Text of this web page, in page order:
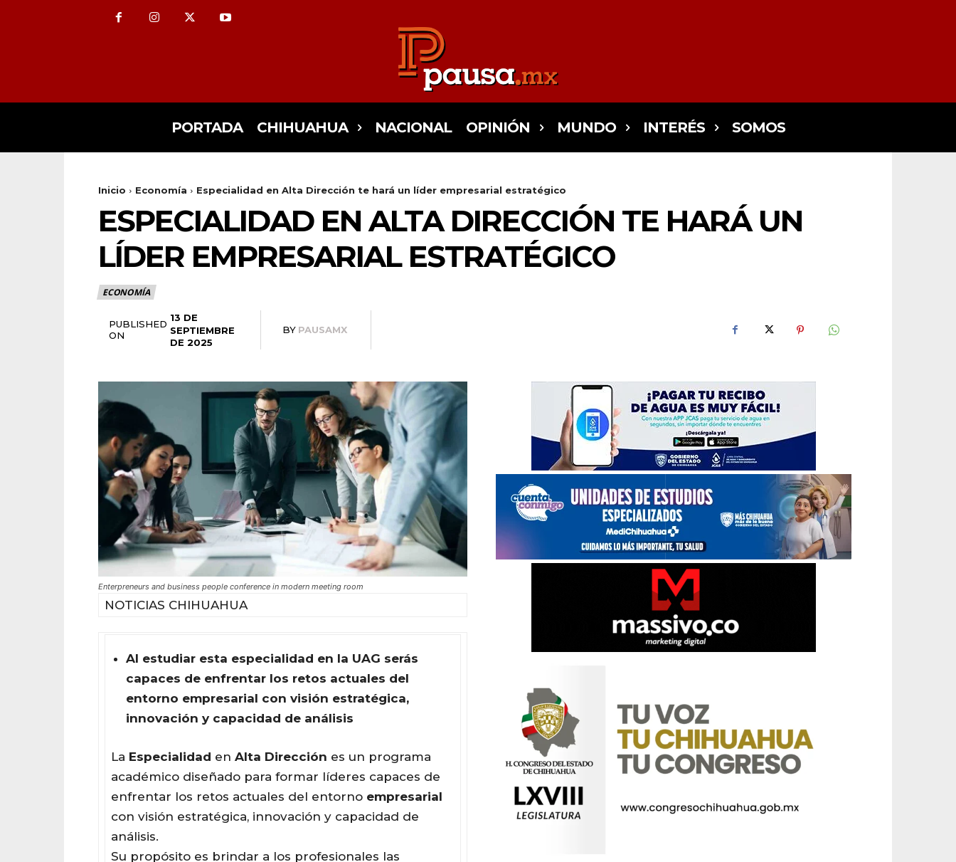
PORTADA CHIHUAHUA NACIONAL OPINIÓN MUNDO INTERÉS SOMOS
Inicio Economía Especialidad en Alta Dirección te hará un líder empresarial estratégico
ESPECIALIDAD EN ALTA DIRECCIÓN TE HARÁ UN
LÍDER EMPRESARIAL ESTRATÉGICO
ECONOMÍA
PUBLISHED
ON
13 DE
SEPTIEMBRE
DE 2025
BY PAUSAMX
Enterpreneurs and business people conference in modern meeting room
NOTICIAS CHIHUAHUA
Al estudiar esta especialidad en la UAG serás
capaces de enfrentar los retos actuales del
entorno empresarial con visión estratégica,
innovación y capacidad de análisis
La Especialidad en Alta Dirección es un programa
académico diseñado para formar líderes capaces de
enfrentar los retos actuales del entorno empresarial
con visión estratégica, innovación y capacidad de
análisis.
Su propósito es brindar a los profesionales las